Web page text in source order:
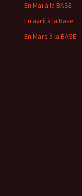
En Mai à la BASE
En avril à la Base
En Mars à la BASE